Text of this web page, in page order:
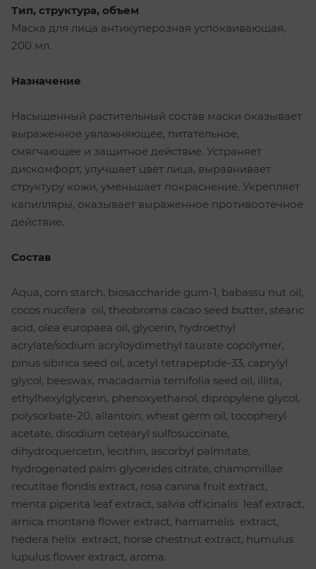
Тип, структура, объем
Маска для лица антикуперозная успокаивающая,
200 мл.
Назначение
Насыщенный растительный состав маски оказывает
выраженное увлажняющее, питательное,
смягчающее и защитное действие. Устраняет
дискомфорт, улучшает цвет лица, выравнивает
структуру кожи, уменьшает покраснение. Укрепляет
капилляры, оказывает выраженное противоотечное
действие.
Состав
Aqua, corn starch, biosaccharide gum-1, babassu nut oil,
cocos nucifera oil, theobroma cacao seed butter, stearic
acid, olea europaea oil, glycerin, hydroethyl
acrylate/sodium acryloydimethyl taurate copolymer,
pinus sibirica seed oil, acetyl tetrapeptide-33, caprylyl
glycol, beeswax, macadamia ternifolia seed oil, illita,
ethylhexylglycerin, phenoxyethanol, dipropylene glycol,
polysorbatе-20, allantoin, wheat germ oil, tocopheryl
acetate, disodium cetearyl sulfosuccinate,
dihydroquercetin, lecithin, ascorbyl palmitate,
hydrogenated palm glycerides citrate, chamomillae
recutitae floridis extract, rosa caninа fruit extract,
menta piperita leaf extract, salvia officinalis leaf extract,
arnica montana flower extract, hamamelis extract,
hedera helix extract, horse chestnut extract, humulus
lupulus flower extract, aroma.